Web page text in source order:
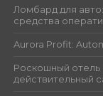
Ломбард для
средства
Aurora Profit:
Роскошный отель
действительный